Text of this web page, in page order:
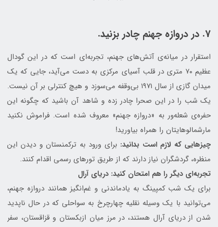
7. در دروازه جهنم چادر بزنید.
استقرار در میانه‌ی آتش‌های جهنم، تجربه‌ای است که در این گودال
عظیم ۷۰ متری در قلب آسیای مرکزی به دست می‌آید، جایی که یک
میدان گازی از سال ۱۹۷۱ بی‌وقفه می‌سوزد و هیچ کنترلی بر آن نیست.
یک شب را در این صحرا چادر زده و شاهد آن باشید که چگونه این
حفره‌ی شعله‌ور به «دروازه جهنم» معروف شده است. فراموش نکنید
مارشمالوهایتان را همراه بیاورید!
چیزهایی که لازم است بدانید: برای ورود به ترکمنستان و دیدن این
منظره، گردشگران نیاز دارند که از طریق تورهای رسمی اقدام کنند.
تجربه‌ای دیگر را هم امتحان کنید: دریای آرال
برای یک شب کمپینگ به یادماندنی و غم‌انگیز همانند دروازه جهنم،
می‌توانید با یک وسیله نقلیه چهارچرخ به سواحلی که در حال ناپدید
شدن از دریای آرال هستند، در مرز میان ازبکستان و قزاقستان، سفر